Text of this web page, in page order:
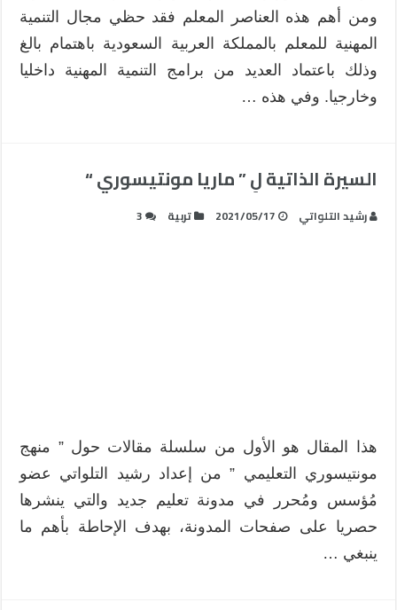
ومن أهم هذه العناصر المعلم فقد حظي مجال التنمية
المهنية للمعلم بالمملكة العربية السعودية باهتمام بالغ
وذلك باعتماد العديد من برامج التنمية المهنية داخليا
وخارجيا. وفي هذه …
السيرة الذاتية لِ ” ماريا مونتيسوري “
رشيد التلواتي 2021/05/17 تربية 3
هذا المقال هو الأول من سلسلة مقالات حول ” منهج
مونتيسوري التعليمي ” من إعداد رشيد التلواتي عضو
مُؤسس ومُحرر في مدونة تعليم جديد والتي ينشرها
حصريا على صفحات المدونة، بهدف الإحاطة بأهم ما
ينبغي …